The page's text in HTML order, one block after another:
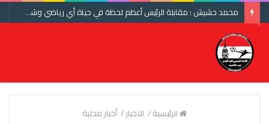
محمد حشيش : مقابلة الرئيس أعظم لحظة في حياة أي رياضي وشكرا اتحاد الكرة ومنتخب مصر
الرئيسية/ الاخبار/ أخبار محلية